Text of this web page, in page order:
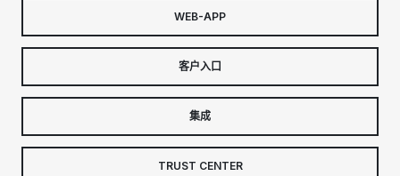
WEB-APP
客户入口
集成
TRUST CENTER